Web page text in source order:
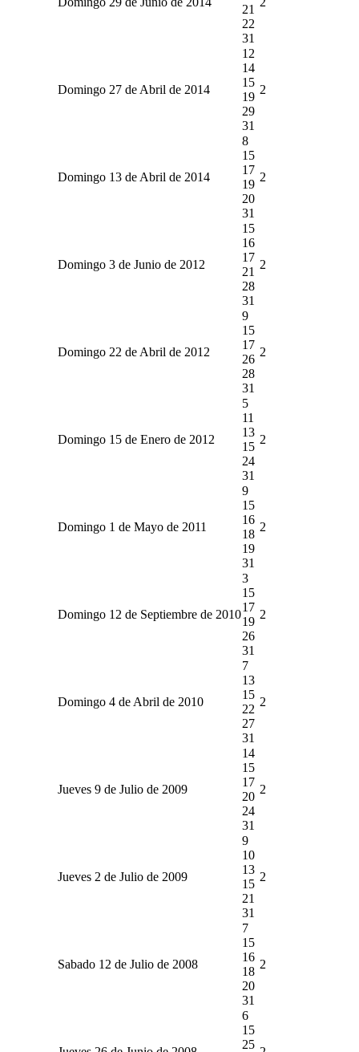
21
22
31
Domingo 27 de Abril de 2014
12
14
15
19
29
31
2
Domingo 13 de Abril de 2014
8
15
17
19
20
31
2
Domingo 3 de Junio de 2012
15
16
17
21
28
31
2
Domingo 22 de Abril de 2012
9
15
17
26
28
31
2
Domingo 15 de Enero de 2012
5
11
13
15
24
31
2
Domingo 1 de Mayo de 2011
9
15
16
18
19
31
2
Domingo 12 de Septiembre de 2010
3
15
17
19
26
31
2
Domingo 4 de Abril de 2010
7
13
15
22
27
31
2
Jueves 9 de Julio de 2009
14
15
17
20
24
31
2
Jueves 2 de Julio de 2009
9
10
13
15
21
31
2
Sabado 12 de Julio de 2008
7
15
16
18
20
31
2
6
15
25